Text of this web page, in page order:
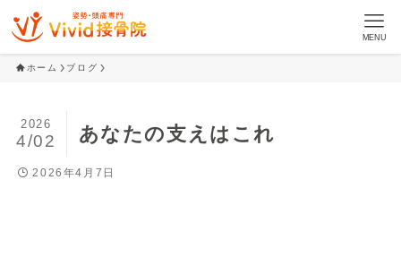
MENU
ホーム ブログ
あなたの支えはこれ
2026
4/02
2026年4月7日